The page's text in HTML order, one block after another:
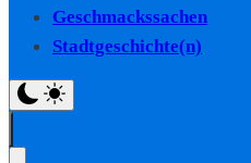
Geschmackssachen
Stadtgeschichte(n)